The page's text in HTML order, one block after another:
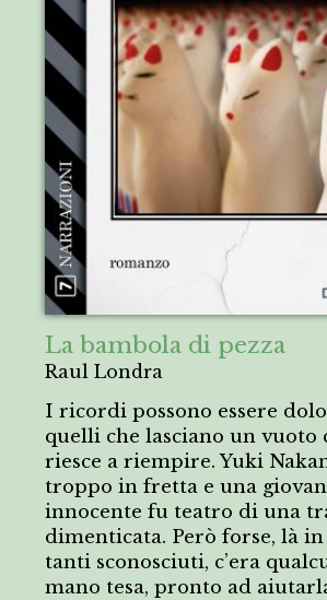
La bambola di pezza
Raul Londra
I ricordi possono essere
quelli che lasciano un vuoto
riesce a riempire. Yuki
troppo in fretta e una
innocente fu teatro di una
dimenticata. Però forse, là in
tanti sconosciuti, c’era
mano tesa, pronto ad